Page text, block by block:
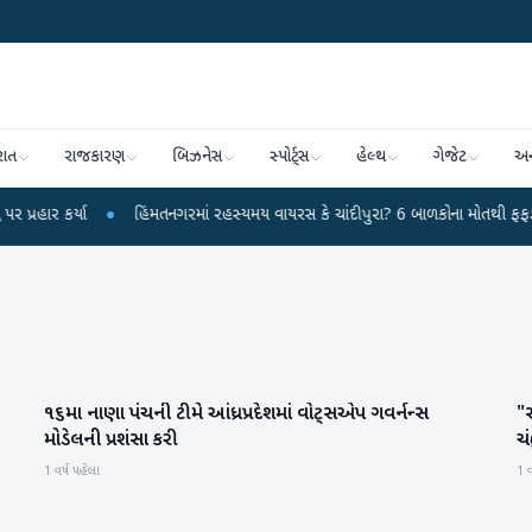
રાજકારણ બિઝનેસ સ્પોર્ટ્સ હેલ્થ ગેજેટ
● હિંમતનગરમાં રહસ્યમય વાયરસ કે ચાંદીપુરા? 6 બાળકોના મોતથી ફફડાટ ●
રાષ્ટ્રીય
૧૬મા નાણા પંચની ટીમે આંધ્રપ્રદેશમાં વોટ્સએપ ગવર્નન્સ
મોડેલની પ્રશંસા કરી
1 વર્ષ પહેલા 1